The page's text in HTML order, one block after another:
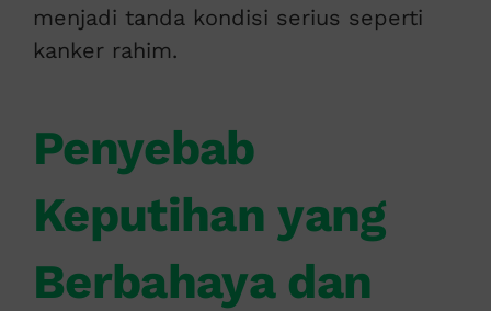
menjadi tanda kondisi serius seperti
kanker rahim.
Penyebab
Keputihan yang
Berbahaya dan